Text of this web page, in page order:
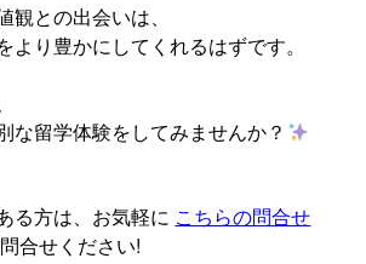
観との出会いは、
より豊かにしてくれるはずです。
な留学体験をしてみませんか？
る方は、お気軽に こちらの問合せ
合せください!